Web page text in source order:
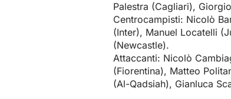
Palestra (Cagliari),
Centrocampisti: Nicolò
(Inter), Manuel Locatelli
(Newcastle).
Attaccanti: Nicolò
(Fiorentina), Matteo
(Al-Qadsiah), Gianluca